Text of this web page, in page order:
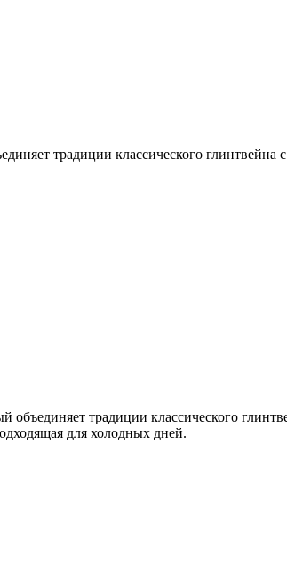
традиции классического
традиции классического
для холодных дней.